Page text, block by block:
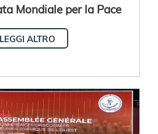
Mondiale per la Pace
LEGGI ALTRO